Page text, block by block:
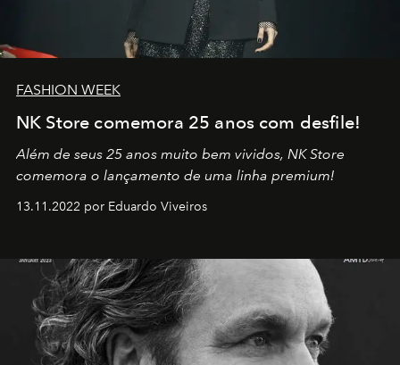
FASHION WEEK
NK Store comemora 25 anos com desfile!
Além de seus 25 anos muito bem vividos, NK Store
comemora o lançamento de uma linha premium!
13.11.2022 por Eduardo Viveiros